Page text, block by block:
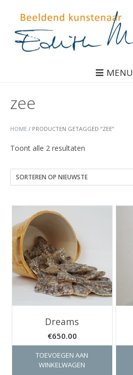
MENU
HOME / PRODUCTEN GETAGGED “ZEE”
zee
Toont alle 2 resultaten
nieuwste
Dreams
€650.00
TOEVOEGEN AAN
WINKELWAGEN